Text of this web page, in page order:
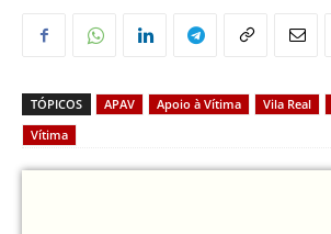
TÓPICOS APAV Apoio à Vítima Vila Real
Vítima